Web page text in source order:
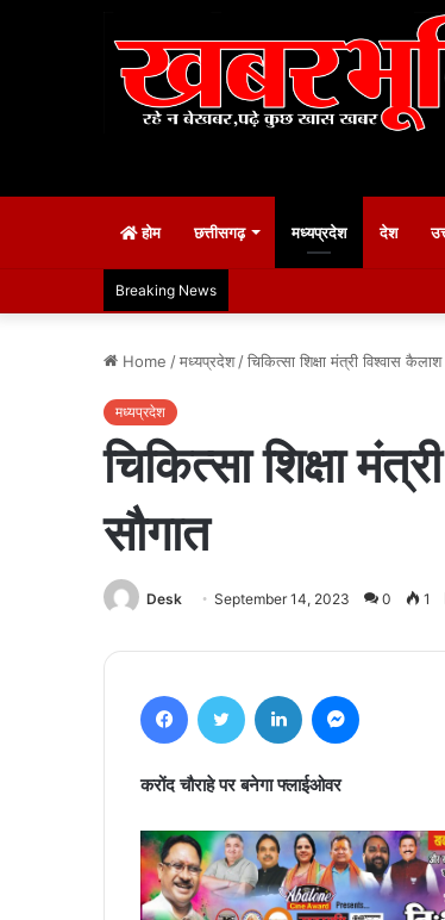
होम छत्तीसगढ़ मध्यप्रदेश देश
Breaking News
Home /मध्यप्रदेश /चिकित्सा शिक्षा मंत्री विश्वास
मध्यप्रदेश
चिकित्सा शिक्षा
सौगात
Desk September 14, 2023 0 1
करोंद चौराहे पर बनेगा फ्लाईओवर